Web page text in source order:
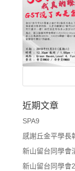
近期文章
SPA9
感謝丘金平學長
新山留台同學會
新山留台同學會